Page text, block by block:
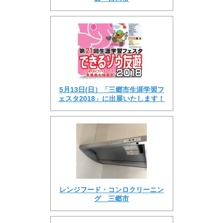
5月13日(日）「三郷市生涯学習フ
ェスタ2018」に出展いたします！
レンジフード・コンロクリーニン
グ 三郷市